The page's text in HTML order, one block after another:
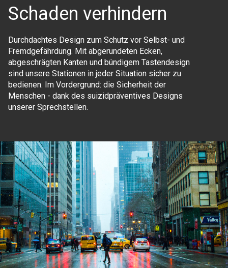
Schaden verhindern
Durchdachtes Design zum Schutz vor Selbst- und
Fremdgefährdung. Mit abgerundeten Ecken,
abgeschrägten Kanten und bündigem Tastendesign
sind unsere Stationen in jeder Situation sicher zu
bedienen. Im Vordergrund: die Sicherheit der
Menschen - dank des suizidpräventives Designs
unserer Sprechstellen.